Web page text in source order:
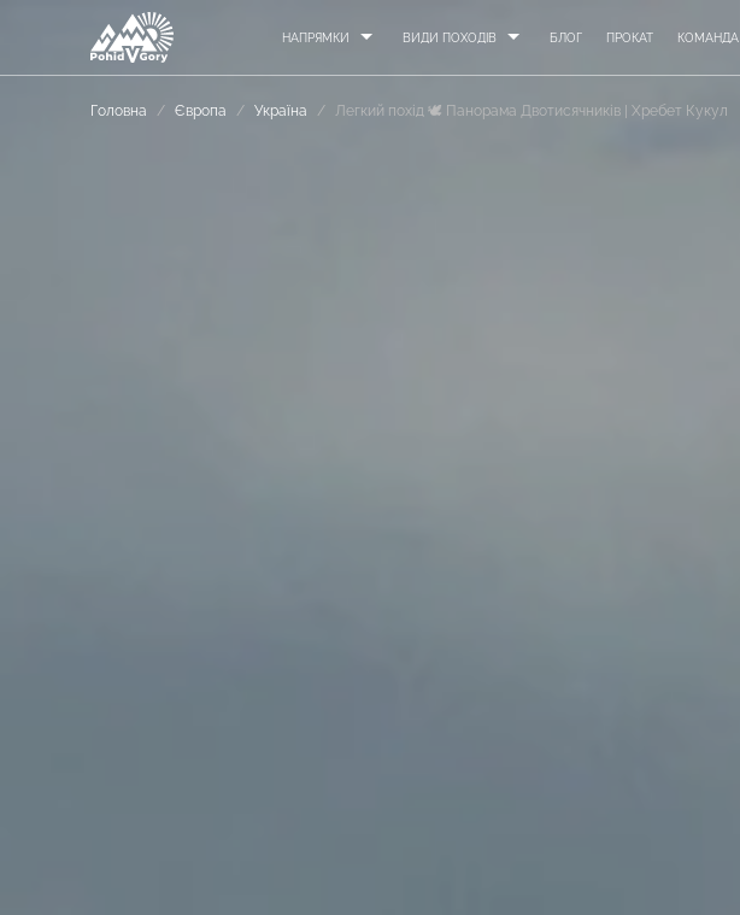
НАПРЯМКИ ВИДИ ПОХОДІВ БЛОГ ПРОКАТ КОМАНДА
Головна / Європа / Україна / Легкий похід 🕊 Панорама Двотисячників | Хребет Кукул